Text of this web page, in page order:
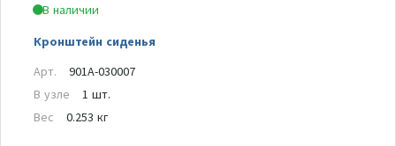
В наличии
Кронштейн сиденья
Арт.
901A-030007
В узле
1 шт.
Вес
0.253 кг